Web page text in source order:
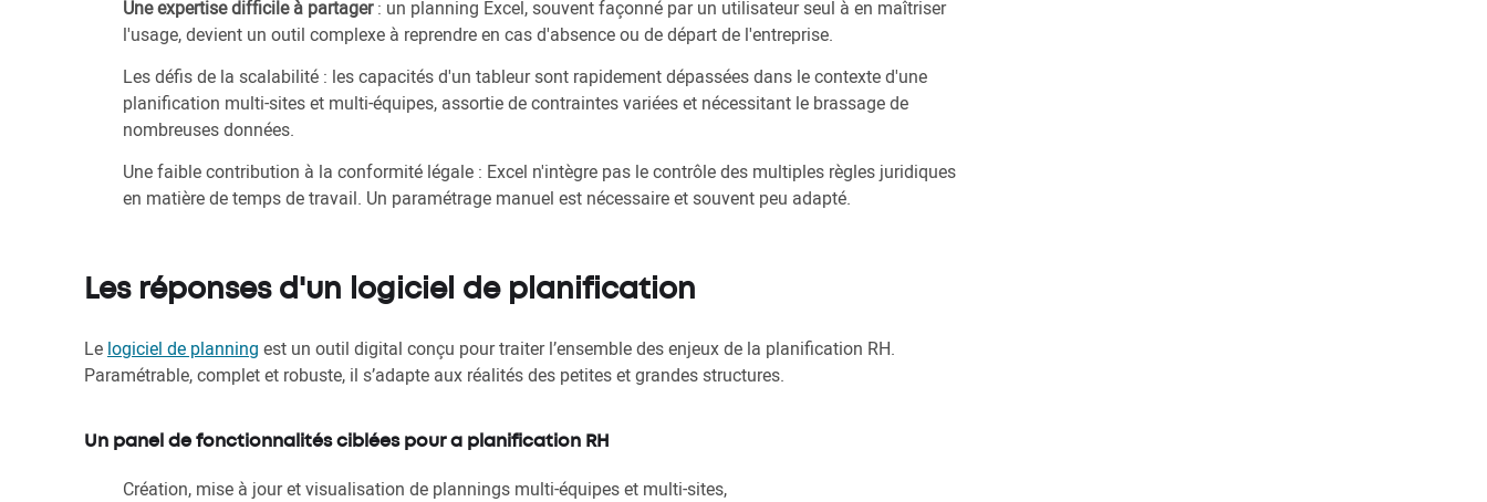
Une expertise difficile à partager: un planning Excel, souvent façonné par un utilisateur seul à en maîtriser
l'usage, devient un outil complexe à reprendre en cas d'absence ou de départ de l'entreprise.
Les défis de la scalabilité : les capacités d'un tableur sont rapidement dépassées dans le contexte d'une
planification multi-sites et multi-équipes, assortie de contraintes variées et nécessitant le brassage de
nombreuses données.
Une faible contribution à la conformité légale : Excel n'intègre pas le contrôle des multiples règles juridiques
en matière de temps de travail. Un paramétrage manuel est nécessaire et souvent peu adapté.
Les réponses d'un logiciel de planification
Le logiciel de planning est un outil digital conçu pour traiter l’ensemble des enjeux de la planification RH.
Paramétrable, complet et robuste, il s’adapte aux réalités des petites et grandes structures.
Un panel de fonctionnalités ciblées pour a planification RH
Création, mise à jour et visualisation de plannings multi-équipes et multi-sites,